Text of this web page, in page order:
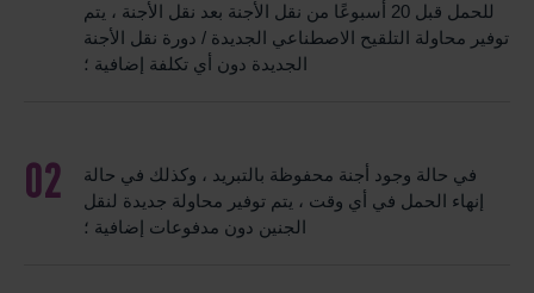
للحمل قبل 20 أسبوعًا من نقل الأجنة بعد نقل الأجنة ، يتم
توفير محاولة التلقيح الاصطناعي الجديدة / دورة نقل الأجنة
الجديدة دون أي تكلفة إضافية ؛
في حالة وجود أجنة محفوظة بالتبريد ، وكذلك في حالة
إنهاء الحمل في أي وقت ، يتم توفير محاولة جديدة لنقل
الجنين دون مدفوعات إضافية ؛